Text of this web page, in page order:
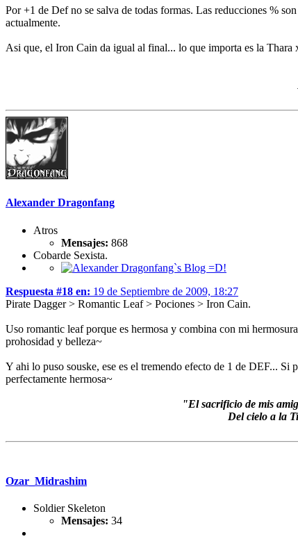
Por +1 de Def no se salva de todas formas. Las reducciones %
actualmente.
Asi que, el Iron Cain da igual al final... lo que importa es la Thara
Alexander Dragonfang
Atros
Mensajes: 868
Cobarde Sexista.
Respuesta #18 en: 19 de Septiembre de 2009, 18:27
Pirate Dagger > Romantic Leaf > Pociones > Iron Cain.
Uso romantic leaf porque es hermosa y combina con mi
prohosidad y belleza~
Y ahi lo puso souske, ese es el tremendo efecto de 1 de DEF...
perfectamente hermosa~
"El sacrificio de mis
Del cielo a la
Ozar_Midrashim
Soldier Skeleton
Mensajes: 34